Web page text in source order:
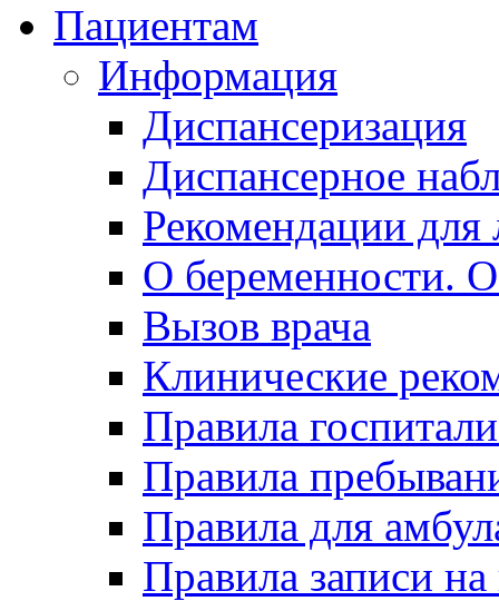
Пациентам
Информация
Диспансеризация
Диспансерное
Рекомендации для
О беременности.
Вызов врача
Клинические
Правила
Правила
Правила для
Правила записи